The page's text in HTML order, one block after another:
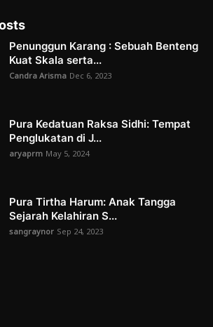
Penunggun Karang : Sebuah Benteng
Kuat Skala serta...
Candra Arisma Dec 6, 2023
Pura Kedatuan Raksa Sidhi: Tempat
Penglukatan di J...
aryaprm May 5, 2024
Pura Tirtha Harum: Anak Tangga
Sejarah Kelahiran S...
sangraynor Sep 24, 2023